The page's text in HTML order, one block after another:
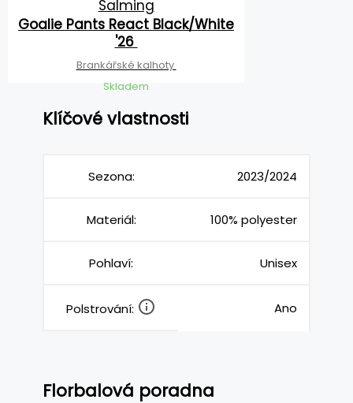
Salming
Goalie Pants React Black/White
'26
Brankářské kalhoty
Skladem
Klíčové vlastnosti
Sezona: 2023/2024
Materiál: 100% polyester
Pohlaví: Unisex
Polstrování: Ano
Florbalová poradna